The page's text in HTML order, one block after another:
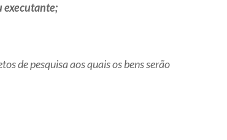
executante;
de pesquisa aos quais os bens serão